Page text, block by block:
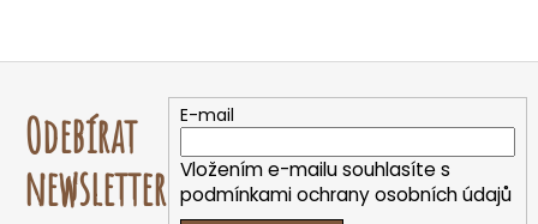
Z
Odebírat
newsletter
E-mail
Vložením e-mailu souhlasíte s
podmínkami ochrany osobních údajů